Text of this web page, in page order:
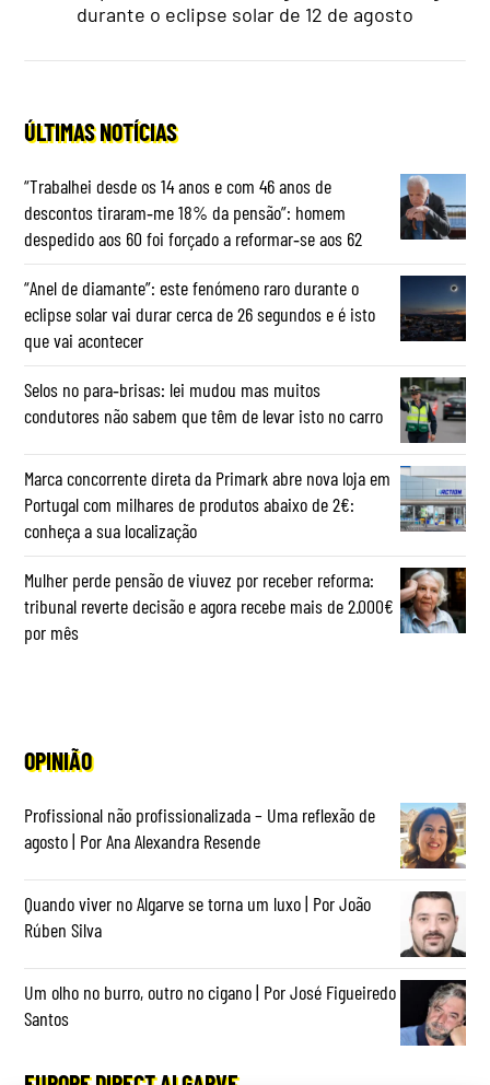
durante o eclipse solar de 12 de agosto
ÚLTIMAS NOTÍCIAS
“Trabalhei desde os 14 anos e com 46 anos de
descontos tiraram‑me 18% da pensão”: homem
despedido aos 60 foi forçado a reformar‑se aos 62
“Anel de diamante”: este fenómeno raro durante o
eclipse solar vai durar cerca de 26 segundos e é isto
que vai acontecer
Selos no para‑brisas: lei mudou mas muitos
condutores não sabem que têm de levar isto no carro
Marca concorrente direta da Primark abre nova loja em
Portugal com milhares de produtos abaixo de 2€:
conheça a sua localização
Mulher perde pensão de viuvez por receber reforma:
tribunal reverte decisão e agora recebe mais de 2.000€
por mês
OPINIÃO
Profissional não profissionalizada – Uma reflexão de
agosto | Por Ana Alexandra Resende
Quando viver no Algarve se torna um luxo | Por João
Rúben Silva
Um olho no burro, outro no cigano | Por José Figueiredo
Santos